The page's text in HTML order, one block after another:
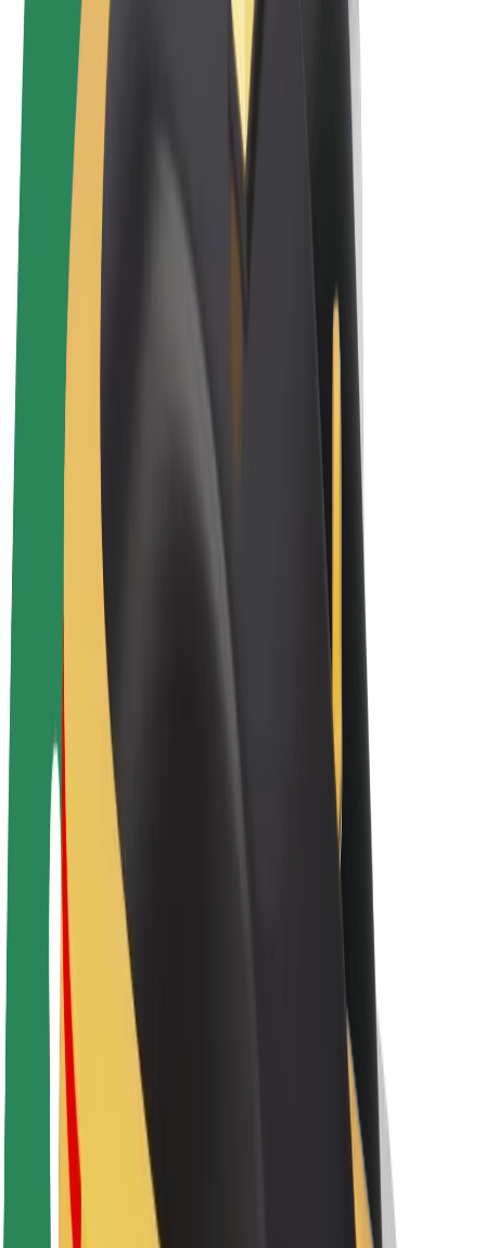
Proizvodi
Vožnje
Romobili
Bolt Market
Bolt Food
Bolt Drive
Dostavljači
Zarada dostavljača
Bolt Food trgovci
Flote
Franšize
Tvrtka
Karijere
O platformi Bolt
Održivost uz Bolt
Projekt nula
Blog
Novosti
Smjernice za brend
Misija
Odnosi s investitorima
Vodstvo
Urban Fund
Sigurnost